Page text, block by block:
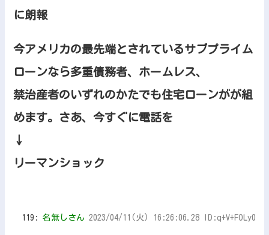
に朗報
今アメリカの最先端とされているサブプライム
ローンなら多重債務者、ホームレス、
禁治産者のいずれのかたでも住宅ローンがが組
めます。さあ、今すぐに電話を
↓
リーマンショック
119: 名無しさん 2023/04/11(火) 16:26:06.28 ID:q+V+FOLy0